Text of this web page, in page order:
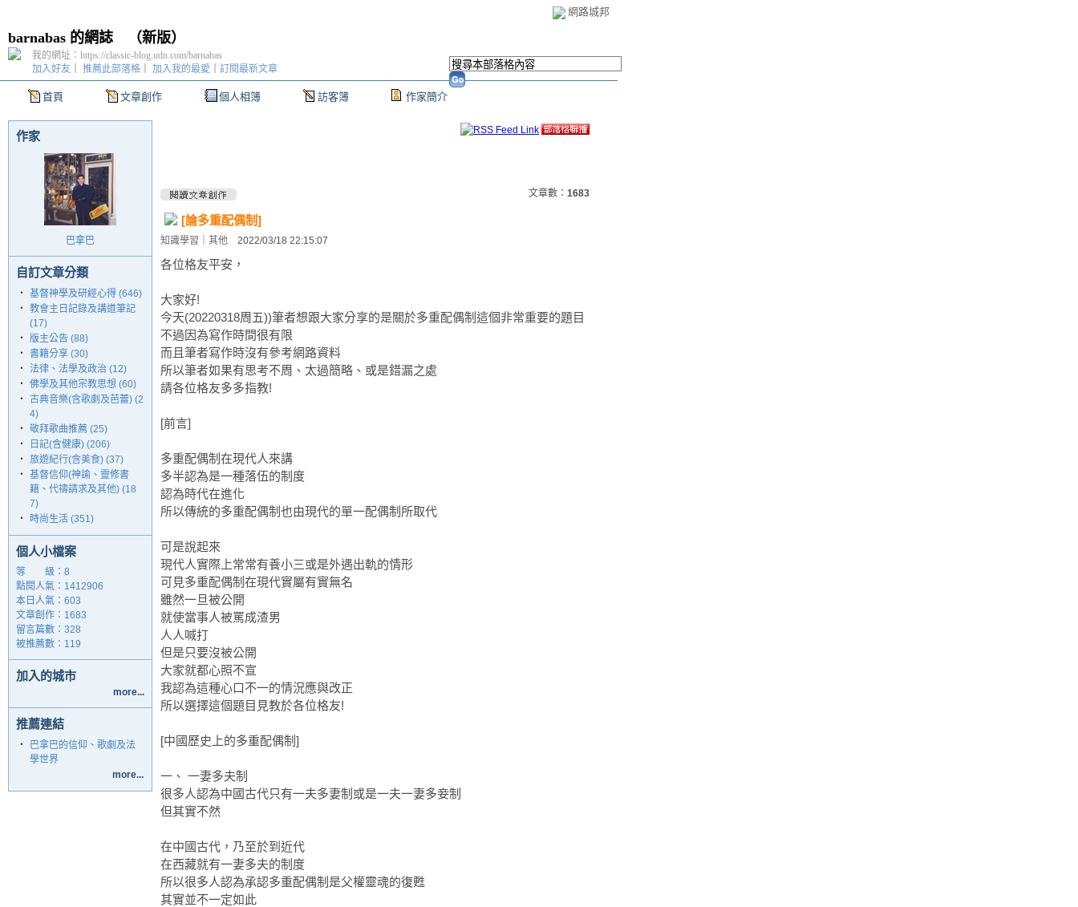
網路城邦
barnabas 的網誌 （新版）
首頁 文章創作 個人相簿 訪客簿 作家簡介
加入好友 推薦此部落格 加入我的最愛 訂閱最新文章
我的網址：https://classic-blog.udn.com/barnabas
作家
巴拿巴
自訂文章分類
‧ 基督神學及研經心得 (646)
‧ 教會主日記錄及講道筆記
(17)
‧ 版主公告 (88)
‧ 書籍分享 (30)
‧
法律、法學及政治 (12)
‧ 佛學及其他宗教思想 (60)
‧ 古典音樂(含歌劇及芭蕾) (2
4)
‧ 敬拜歌曲推薦 (25)
‧
日記(含健康) (206)
‧ 旅遊紀行(含美食) (37)
‧ 基督信仰(神諭、靈修書
籍、代禱請求及其他) (18
7)
‧
時尚生活 (351)
個人小檔案
等 級：8
點閱人氣：1412906
本日人氣：603
文章創作：1683
留言篇數：328
被推薦數： 119
加入的城市
more...
推薦連結
‧
巴拿巴的信仰、歌劇及法
學世界
more...
文章數： 1683
[論多重配偶制]
知識學習 其他 2022/03/18 22:15:07
各位格友平安，
大家好!
今天(20220318周五))筆者想跟大家分享的是關於多重配偶制這個非常重要的題目
不過因為寫作時間很有限
而且筆者寫作時沒有參考網路資料
所以筆者如果有思考不周、太過簡略、或是錯漏之處
請各位格友多多指教!
[前言]
多重配偶制在現代人來講
多半認為是一種落伍的制度
認為時代在進化
所以傳統的多重配偶制也由現代的單一配偶制所取代
可是說起來
現代人實際上常常有養小三或是外遇出軌的情形
可見多重配偶制在現代實屬有實無名
雖然一旦被公開
就使當事人被罵成渣男
人人喊打
但是只要沒被公開
大家就都心照不宣
我認為這種心口不一的情況應與改正
所以選擇這個題目見教於各位格友!
[中國歷史上的多重配偶制]
一、 一妻多夫制
很多人認為中國古代只有一夫多妻制或是一夫一妻多妾制
但其實不然
在中國古代，乃至於到近代
在西藏就有一妻多夫的制度
所以很多人認為承認多重配偶制是父權靈魂的復甦
其實並不一定如此